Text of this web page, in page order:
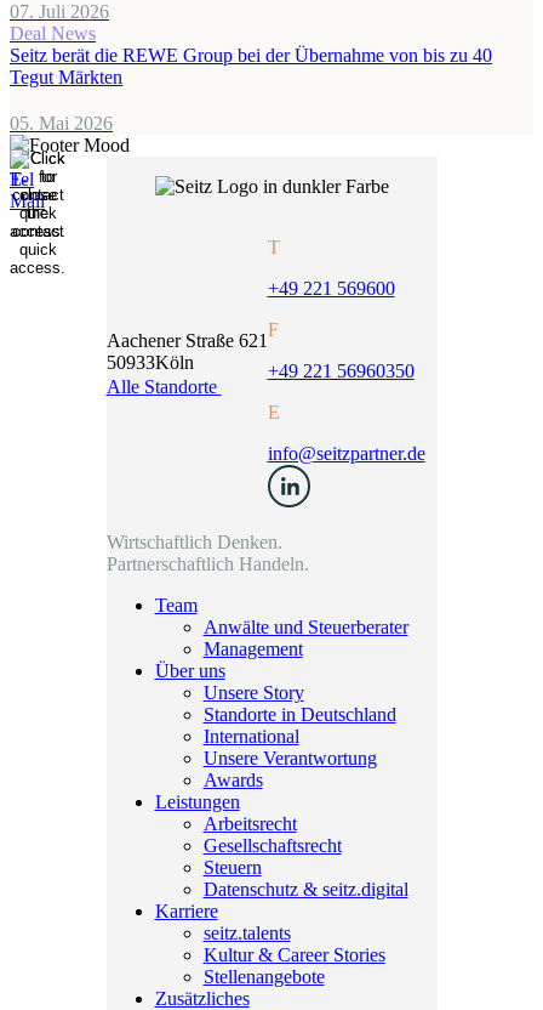
07. Juli 2026
Deal News
Seitz berät die REWE Group bei der Übernahme von bis zu 40
Tegut Märkten
05. Mai 2026
Aachener Straße 621
50933Köln
Alle Standorte
T
+49 221 569600
F
+49 221 56960350
E
info@seitzpartner.de
Wirtschaftlich Denken.
Partnerschaftlich Handeln.
Team
Anwälte und Steuerberater
Management
Über uns
Unsere Story
Standorte in Deutschland
International
Unsere Verantwortung
Awards
Leistungen
Arbeitsrecht
Gesellschaftsrecht
Steuern
Datenschutz & seitz.digital
Karriere
seitz.talents
Kultur & Career Stories
Stellenangebote
Zusätzliches